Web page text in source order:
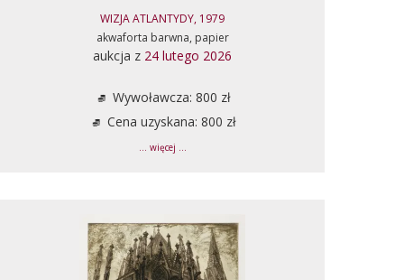
WIZJA ATLANTYDY, 1979
akwaforta barwna, papier
aukcja z 24 lutego 2026
Wywoławcza: 800 zł
Cena uzyskana: 800 zł
... więcej ...